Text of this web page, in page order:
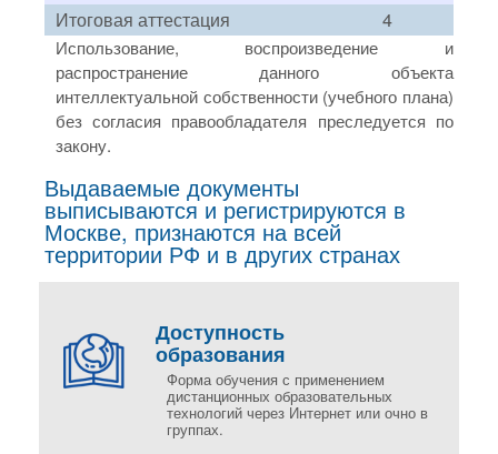
Итоговая аттестация 4
Использование, воспроизведение и
распространение данного объекта
интеллектуальной собственности (учебного плана)
без согласия правообладателя преследуется по
закону.
Выдаваемые документы
выписываются и регистрируются в
Москве, признаются на всей
территории РФ и в других странах
Доступность
образования
Форма обучения с применением
дистанционных образовательных
технологий через Интернет или очно в
группах.